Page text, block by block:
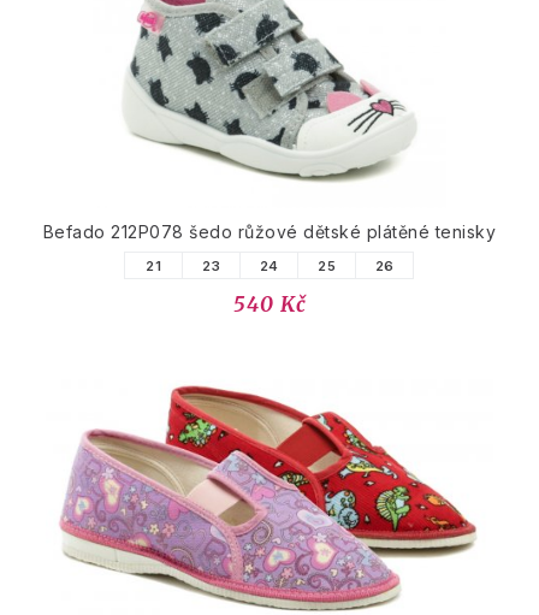
Befado 212P078 šedo růžové dětské plátěné tenisky
21 23 24 25 26
540 Kč